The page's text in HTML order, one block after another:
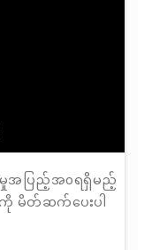
မှုအပြည့်အ၀ရရှိမည့်
ကို မိတ်ဆက်ပေးပါ